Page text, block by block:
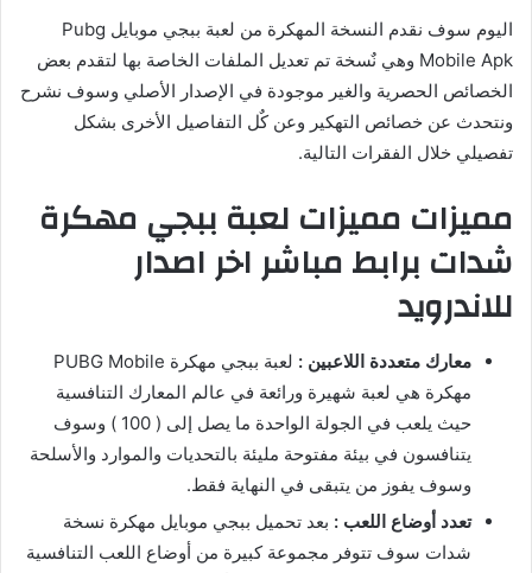
اليوم سوف نقدم النسخة المهكرة من لعبة ببجي موبايل Pubg
Mobile Apk وهي نٌسخة تم تعديل الملفات الخاصة بها لتقدم بعض
الخصائص الحصرية والغير موجودة في الإصدار الأصلي وسوف نشرح
ونتحدث عن خصائص التهكير وعن كٌل التفاصيل الأخرى بشكل
تفصيلي خلال الفقرات التالية.
مميزات مميزات لعبة ببجي مهكرة
شدات برابط مباشر اخر اصدار
للاندرويد
معارك متعددة اللاعبين :
لعبة ببجي مهكرة PUBG Mobile
مهكرة هي لعبة شهيرة ورائعة في عالم المعارك التنافسية
حيث يلعب في الجولة الواحدة ما يصل إلى ( 100 ) وسوف
يتنافسون في بيئة مفتوحة مليئة بالتحديات والموارد والأسلحة
وسوف يفوز من يتبقى في النهاية فقط.
تعدد أوضاع اللعب : بعد تحميل ببجي موبايل مهكرة نسخة
شدات سوف تتوفر مجموعة كبيرة من أوضاع اللعب التنافسية